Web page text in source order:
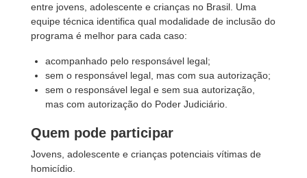
entre jovens, adolescente e crianças no Brasil. Uma
equipe técnica identifica qual modalidade de inclusão do
programa é melhor para cada caso:
acompanhado pelo responsável legal;
sem o responsável legal, mas com sua autorização;
sem o responsável legal e sem sua autorização,
mas com autorização do Poder Judiciário.
Quem pode participar
Jovens, adolescente e crianças potenciais vítimas de
homicídio.